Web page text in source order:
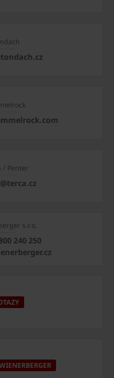
/ Penter
s.r.o.
240 250